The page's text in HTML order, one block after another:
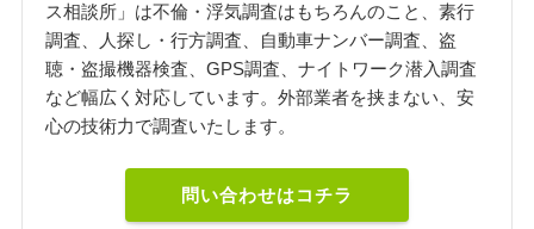
ス相談所」は不倫・浮気調査はもちろんのこと、素行
調査、人探し・行方調査、自動車ナンバー調査、盗
聴・盗撮機器検査、GPS調査、ナイトワーク潜入調査
など幅広く対応しています。外部業者を挟まない、安
心の技術力で調査いたします。
問い合わせはコチラ